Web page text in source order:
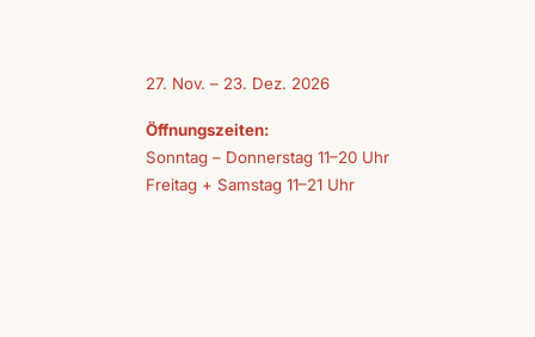
27. Nov. – 23. Dez. 2026
Öffnungszeiten:
Sonntag – Donnerstag 11–20 Uhr
Freitag + Samstag 11–21 Uhr